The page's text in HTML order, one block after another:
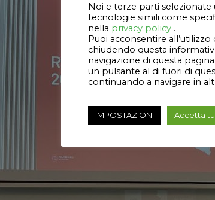
Noi e terze parti
tecnologie simili come
nella privacy policy .
Puoi acconsentire
chiudendo questa
navigazione di questa
un pulsante al di fuori di
continuando a navigare in
IMPOSTAZIONI Accetta